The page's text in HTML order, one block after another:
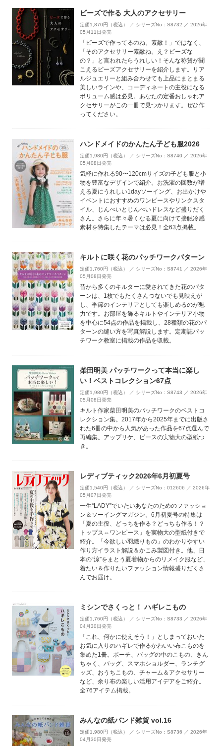
ビーズで作る 大人のアクセサリー
定価1,870円（税込） ／ シリーズNo：S8732 ／ 2026年
05月11日発売
「ビーズで作ってるのね。素敵！」ではなく、
「そのアクセサリー素敵ね。え？ビーズな
の？」と言われたらうれしい！そんな称賛が聞
こえるビーズアクセサリーを紹介します。リア
ルジュエリーと組み合わせても上品にまとまる
美しいラインや、コーディネートの主役になる
ボリューム感は必見。あなたの定番おしゃれア
クセサリーがこの一冊で見つかります。ぜひ作
ってください。
ハンドメイドのかんたん子ども服2026
定価1,980円（税込） ／ シリーズNo：S8740 ／ 2026年
05月08日発売
気軽に作れる90〜120cmサイズの子ども服と小
物を豊富なデザインで紹介。お洗濯の回数が増
える夏にうれしい1dayソーイング、お出かけや
イベントにおすすめのワンピースやリンクスタ
イル、じんべいとじんべいドレスなど盛りだく
さん。さらに年々暑くなる夏に向けて接触冷感
素材を特集したテーマは必見！全63点掲載。
キルトに咲く花のパッチワークパターン
定価1,760円（税込） ／ シリーズNo：S8741 ／ 2026年
05月08日発売
昔から多くのキルターに愛されてきた花のパタ
ーンは、1枚でもたくさんつないでも見映えが
し、季節のインテリアとしても楽しめるのが魅
力です。お部屋を飾るキルトやインテリア小物
を中心に54点の作品を掲載し、28種類の花のパ
ターンの縫い方を写真解説します。定期誌パッ
チワーク教室に掲載の作品を収載。
柴田明美 パッチワークって本当に楽し
い！ベストコレクション67点
定価1,980円（税込） ／ シリーズNo：S8743 ／ 2026年
05月08日発売
キルト作家柴田明美のパッチワークのベストコ
レクション集。2017年から2025年までに出版さ
れた6冊の中から人気があった作品を67点選んで
再編集。アップリケ、ピースの実物大の型紙つ
き。
レディブティック2026年6月初夏号
定価1,540円（税込） ／ シリーズNo：012606 ／ 2026年
05月07日発売
一生“LADY”でいたいあなたのためのファッショ
ン＆ソーイングマガジン。6月初夏号の特集は
「夏の主役、どっちを作る？どっちも作る！？
トップス⇔ワンピース」を実物大の型紙付きで
紹介。「今欲しい羽織りもの」のわかりやすい
作り方イラスト解説＆かこみ製図付き。他、日
本の“涼”をまとう夏着物からのリメイク服など、
着たい＆作りたいファッション情報盛りだくさ
んでお届け。
ミシンでさくっと！ ハギレこもの
定価1,760円（税込） ／ シリーズNo：S8733 ／ 2026年
04月30日発売
「これ、何かに使えそう！」としまっておいた
お気に入りのハギレで作るかわいい布こものを
集めた1冊。ポーチ、バッグの中のこもの、きん
ちゃく、バッグ、スマホショルダー、ランチグ
ッズ、おうちこもの、チャーム＆アクセサリー
など、余り布の楽しい活用アイデアをご紹介。
全76アイテム掲載。
みんなの紙バンド雑貨 vol.16
定価1,980円（税込） ／ シリーズNo：S8736 ／ 2026年
04月30日発売